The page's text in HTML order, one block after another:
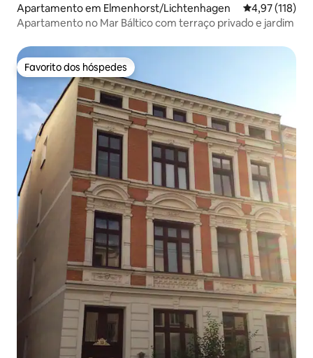
Apartamento em Elmenhorst/Lichtenhagen Classificação
4,97 (118)
Apartamento no Mar Báltico com terraço privado e jardim
Favorito dos hóspedes
Favorito dos hóspedes